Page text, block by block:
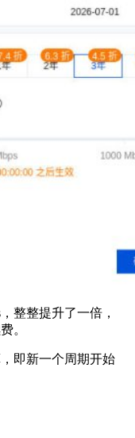
整整提升了一倍，
。
即新一个周期开始